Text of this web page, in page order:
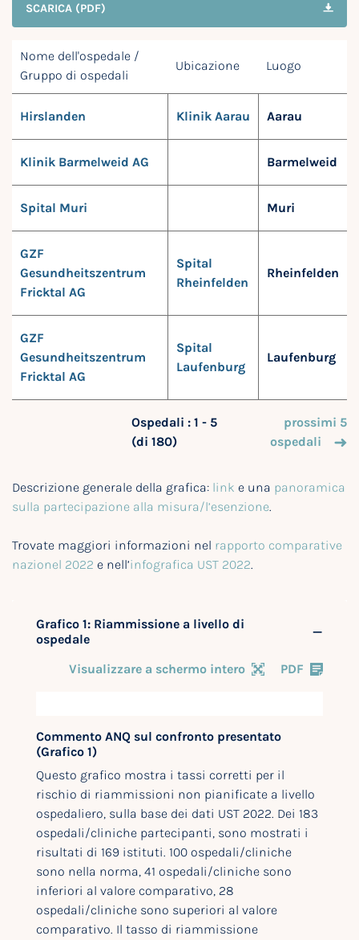
SCARICA (PDF)
Nome dell'ospedale /
Gruppo di ospedali
Ubicazione Luogo
Hirslanden Klinik Aarau Aarau
Klinik Barmelweid AG Barmelweid
Spital Muri Muri
GZF
Gesundheitszentrum
Fricktal AG
Spital
Rheinfelden
Rheinfelden
GZF
Gesundheitszentrum
Fricktal AG
Spital
Laufenburg
Laufenburg
Ospedali : 1 - 5
(di 180)
prossimi 5
ospedali
Descrizione generale della grafica: link e una panoramica
sulla partecipazione alla misura/l’esenzione.
Trovate maggiori informazioni nel rapporto comparative
nazionel 2022 e nell’infografica UST 2022.
Grafico 1: Riammissione a livello di
ospedale
Visualizzare a schermo intero
PDF
Commento ANQ sul confronto presentato
(Grafico 1)
Questo grafico mostra i tassi corretti per il
rischio di riammissioni non pianificate a livello
ospedaliero, sulla base dei dati UST 2022. Dei 183
ospedali/cliniche partecipanti, sono mostrati i
risultati di 169 istituti. 100 ospedali/cliniche
sono nella norma, 41 ospedali/cliniche sono
inferiori al valore comparativo, 28
ospedali/cliniche sono superiori al valore
comparativo. Il tasso di riammissione